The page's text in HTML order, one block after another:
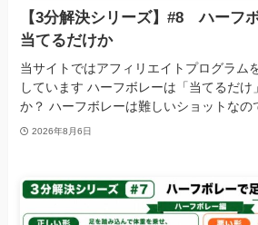
【3分解決シリーズ】#8 ハーフ
当てるだけか
当サイトではアフィリエイトプログラム
しています ハーフボレーは「当てるだけ
か？ ハーフボレーは難しいショットなの
2026年8月6日